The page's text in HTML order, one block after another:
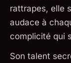
rattrapes, elle
audace à
complicité qui
Son talent